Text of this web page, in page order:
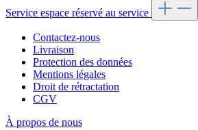
Service espace réservé au service
Contactez-nous
Livraison
Protection des données
Mentions légales
Droit de rétractation
CGV
À propos de nous